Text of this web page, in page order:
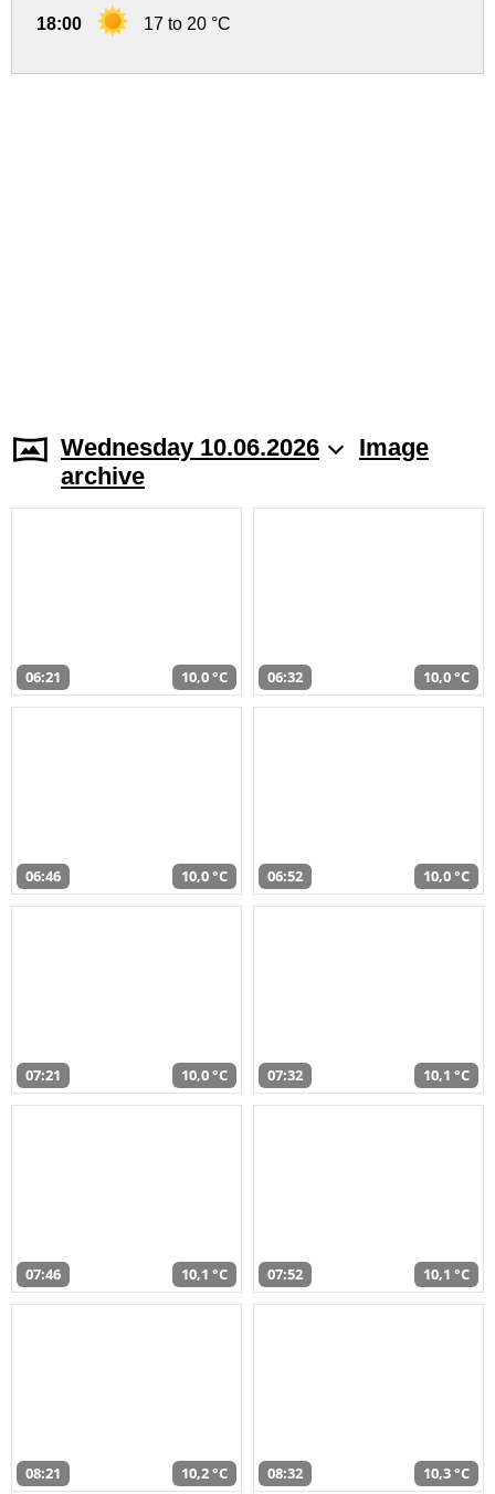
18:00 17 to 20 °C
Wednesday 10.06.2026
Image
archive
06:21 10,0 °C 06:32 10,0 °C
06:46 10,0 °C 06:52 10,0 °C
07:21 10,0 °C 07:32 10,1 °C
07:46 10,1 °C 07:52 10,1 °C
08:21 10,2 °C 08:32 10,3 °C